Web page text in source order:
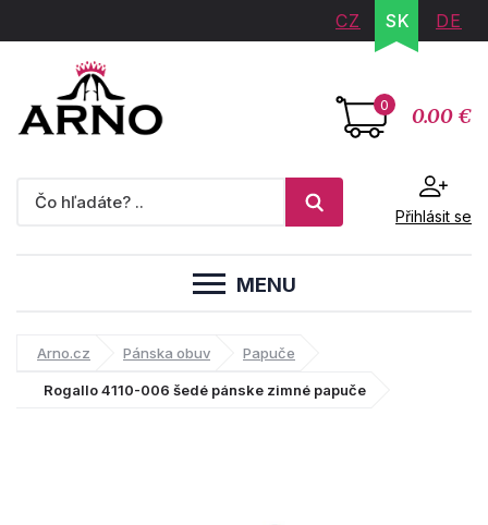
CZ SK DE
0 0.00 €
Přihlásit se
MENU
Arno.cz Pánska obuv Papuče
Rogallo 4110-006 šedé pánske zimné papuče